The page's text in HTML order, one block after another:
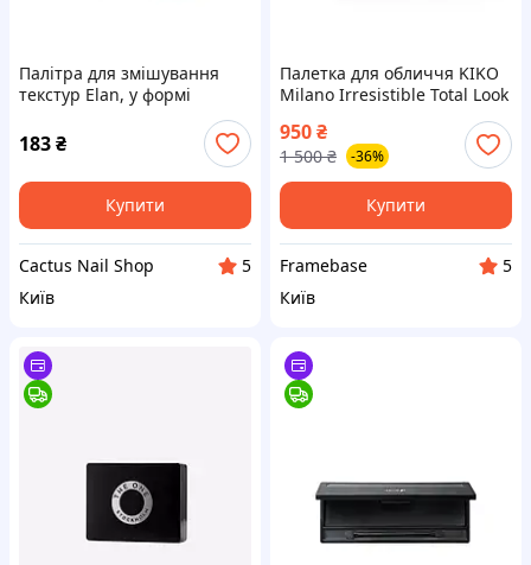
Палітра для змішування
текстур Elan, у формі
183₴
Купити
Cactus Nail Shop
5
Київ
Палетка для обличчя KIKO
Milano Irresistible Total Look
Medium
950₴
1 500 ₴ -36%
Купити
Framebase
5
Київ